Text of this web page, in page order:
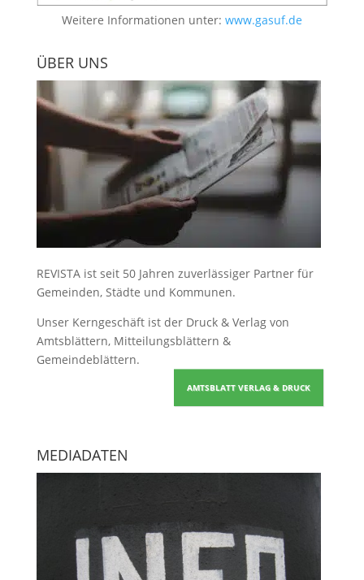
Weitere Informationen unter: www.gasuf.de
ÜBER UNS
REVISTA ist seit 50 Jahren zuverlässiger Partner für
Gemeinden, Städte und Kommunen.
Unser Kerngeschäft ist der Druck & Verlag von
Amtsblättern, Mitteilungsblättern &
Gemeindeblättern.
AMTSBLATT VERLAG & DRUCK
MEDIADATEN